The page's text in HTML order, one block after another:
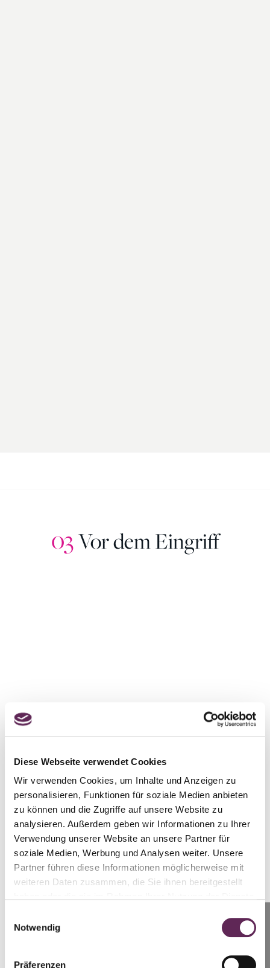
Diese Webseite verwendet Cookies
Wir verwenden Cookies, um Inhalte und Anzeigen zu
personalisieren, Funktionen für soziale Medien anbieten
zu können und die Zugriffe auf unsere Website zu
analysieren. Außerdem geben wir Informationen zu Ihrer
Verwendung unserer Website an unsere Partner für
soziale Medien, Werbung und Analysen weiter. Unsere
Partner führen diese Informationen möglicherweise mit
weiteren Daten zusammen, die Sie ihnen bereitgestellt
Notwendig
Präferenzen
03Vor dem Eingriff
Prag: +420 739 994 664